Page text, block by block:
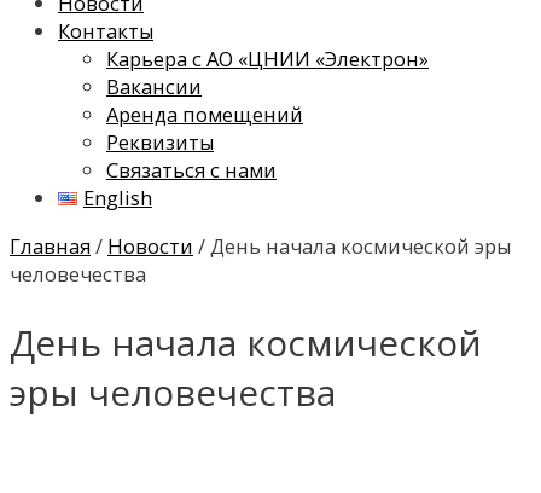
Контакты
Карьера с АО «ЦНИИ «Электрон»
Вакансии
Аренда помещений
Реквизиты
Связаться с нами
English
Главная/ Новости / День начала космической эры
человечества
День начала космической
эры человечества